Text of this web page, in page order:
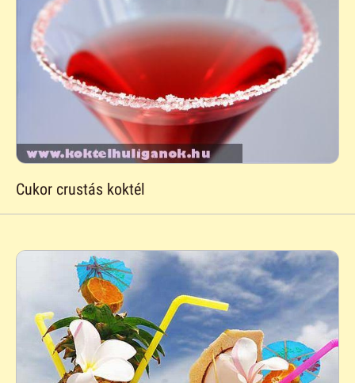
Cukor crustás koktél